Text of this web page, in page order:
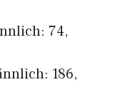
74,
186,